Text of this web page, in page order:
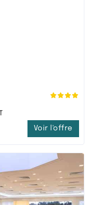
Voir l'offre